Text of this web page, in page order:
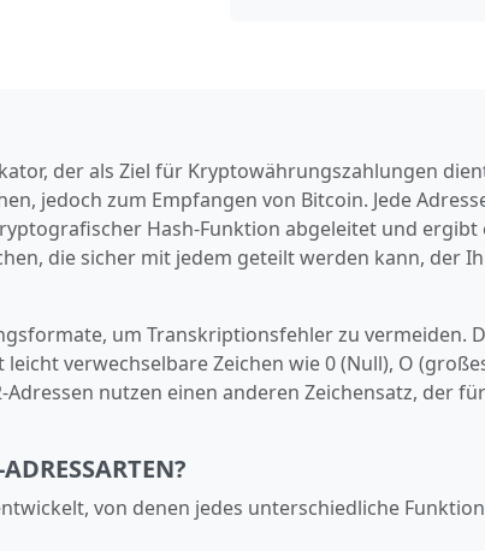
der als Ziel für Kryptowährungszahlungen
jedoch zum Empfangen von Bitcoin. Jede
Hash‑Funktion abgeleitet und ergibt
die sicher mit jedem geteilt werden kann, der
um Transkriptionsfehler zu vermeiden.
verwechselbare Zeichen wie 0 (Null), O
nutzen einen anderen Zeichensatz, der für
von denen jedes unterschiedliche